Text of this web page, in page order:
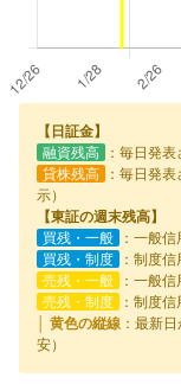
【日証金】
融資残高
：毎日発
貸株残高
：毎日発
示）
【東証の週末残高】
買残・一般
：一般
買残・制度
：制度
売残・一般
：一般
売残・制度
：制度
│ 黄色の縦線 ：最新
安）